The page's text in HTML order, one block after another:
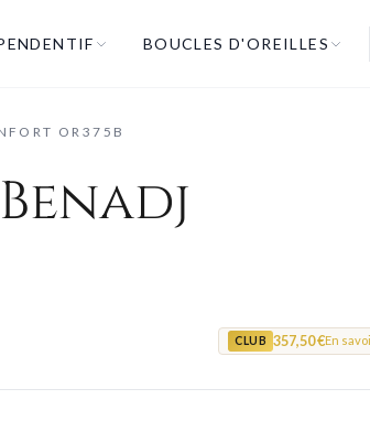
BOUCLES D'OREILLES
OR375B
CLUB 357,50 €En